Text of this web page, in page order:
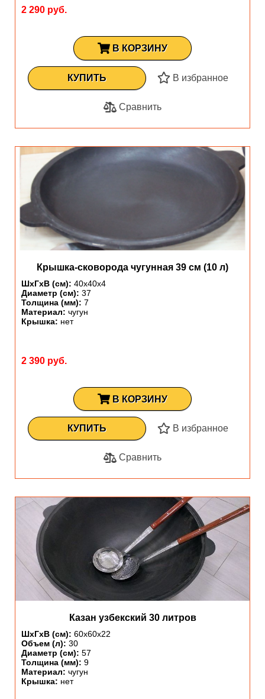
2 290 руб.
В КОРЗИНУ
КУПИТЬ В избранное
Сравнить
Крышка-сковорода чугунная 39 см (10 л)
ШхГхВ (см): 40х40х4
Диаметр (см): 37
Толщина (мм): 7
Материал: чугун
Крышка: нет
2 390 руб.
В КОРЗИНУ
КУПИТЬ В избранное
Сравнить
Казан узбекский 30 литров
ШхГхВ (см): 60х60х22
Объем (л): 30
Диаметр (см): 57
Толщина (мм): 9
Материал: чугун
Крышка: нет